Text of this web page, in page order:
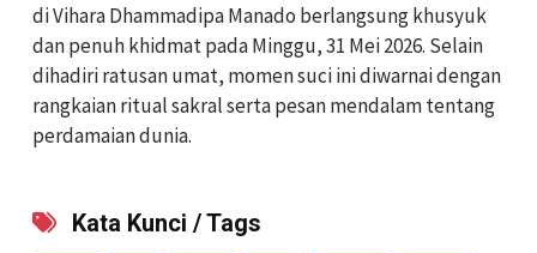
di Vihara Dhammadipa Manado berlangsung khusyuk
dan penuh khidmat pada Minggu, 31 Mei 2026. Selain
dihadiri ratusan umat, momen suci ini diwarnai dengan
rangkaian ritual sakral serta pesan mendalam tentang
perdamaian dunia.
Kata Kunci / Tags